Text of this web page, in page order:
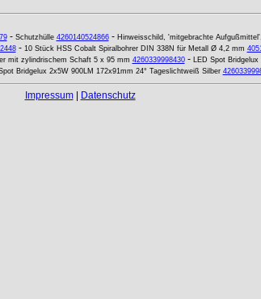
- Schutzhülle 4260140524866- Hinweisschild, 'mitgebrachte
- 10 Stück HSS Cobalt Spiralbohrer DIN 338N für Metall Ø 4,2 mm
mit zylindrischem Schaft 5 x 95 mm 4260339998430- LED Spot
Bridgelux 2x5W 900LM 172x91mm 24° Tageslichtweiß Silber
Impressum| Datenschutz